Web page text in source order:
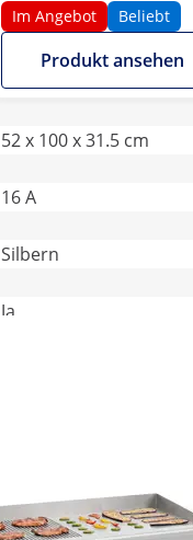
Im Angebot Beliebt
Produkt ansehen
52 x 100 x 31.5 cm
16 A
Silbern
Ja